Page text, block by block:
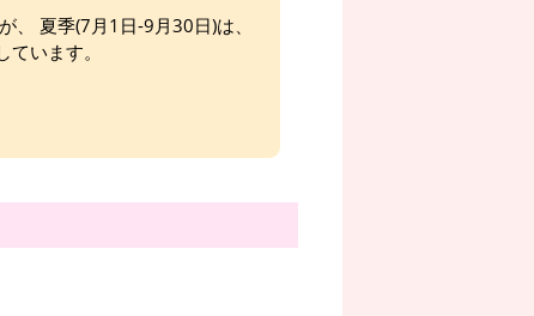
、 夏季(7月1日-9月30日)は、
います。